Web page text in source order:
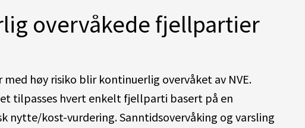
overvåkede fjellpartier
høy risiko blir kontinuerlig overvåket av NVE.
tilpasses hvert enkelt fjellparti basert på en
nytte/kost-vurdering. Sanntidsovervåking og varsling